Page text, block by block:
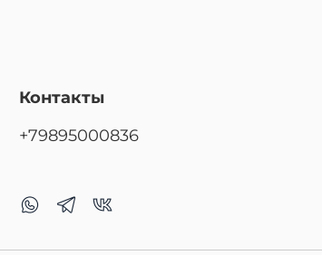
Контакты
+79895000836